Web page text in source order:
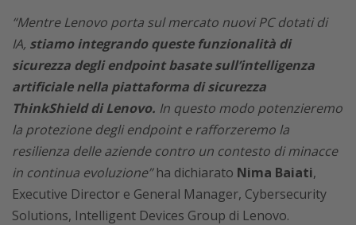
“Mentre Lenovo porta sul mercato nuovi PC dotati di
IA, stiamo integrando queste funzionalità di
sicurezza degli endpoint basate sull’intelligenza
artificiale nella piattaforma di sicurezza
ThinkShield di Lenovo. In questo modo potenzieremo
la protezione degli endpoint e rafforzeremo la
resilienza delle aziende contro un contesto di minacce
in continua evoluzione”ha dichiarato Nima Baiati,
Executive Director e General Manager, Cybersecurity
Solutions, Intelligent Devices Group di Lenovo.